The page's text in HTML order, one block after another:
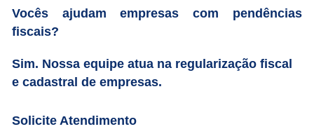
Vocês ajudam empresas com pendências
fiscais?
Sim. Nossa equipe atua na regularização fiscal
e cadastral de empresas.
Solicite Atendimento